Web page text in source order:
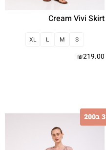
Cream Vivi Skirt
S
M
L
XL
₪219.00
3 ב200